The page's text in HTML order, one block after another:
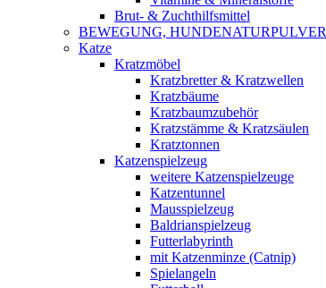
Brut- & Zuchthilfsmittel
BEWEGUNG, HUNDENATURPULVER
Katze
Kratzmöbel
Kratzbretter & Kratzwellen
Kratzbäume
Kratzbaumzubehör
Kratzstämme & Kratzsäulen
Kratztonnen
Katzenspielzeug
weitere Katzenspielzeuge
Katzentunnel
Mausspielzeug
Baldrianspielzeug
Futterlabyrinth
mit Katzenminze (Catnip)
Spielangeln